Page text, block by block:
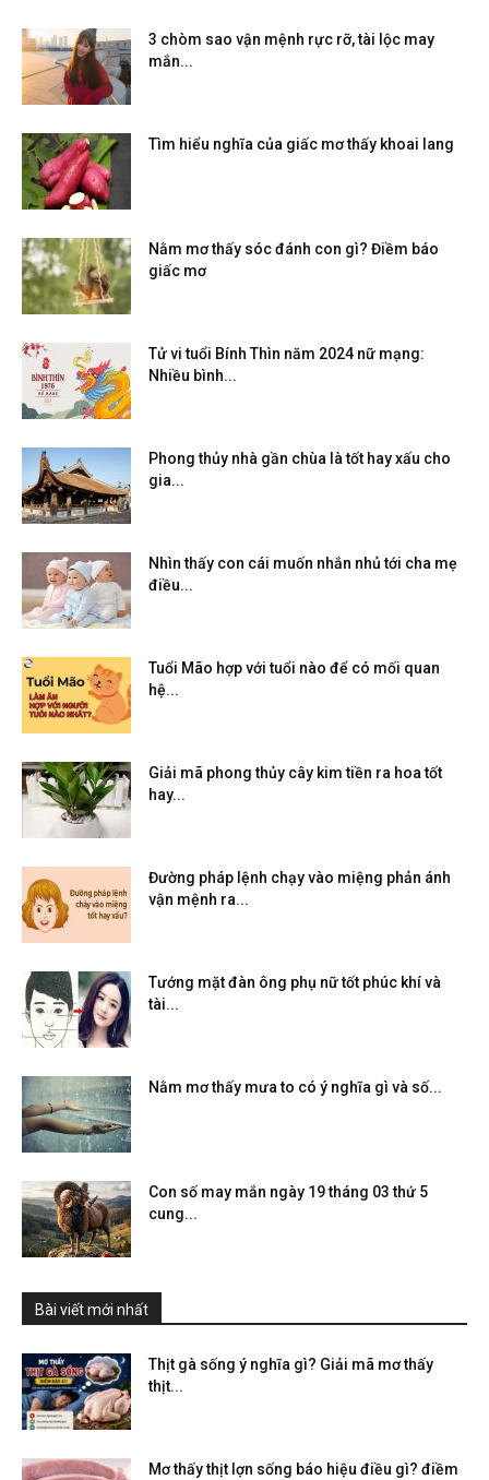
3 chòm sao vận mệnh rực rỡ, tài lộc may
mắn...
Tìm hiểu nghĩa của giấc mơ thấy khoai lang
Nằm mơ thấy sóc đánh con gì? Điềm báo
giấc mơ
Tử vi tuổi Bính Thìn năm 2024 nữ mạng:
Nhiều bình...
Phong thủy nhà gần chùa là tốt hay xấu cho
gia...
Nhìn thấy con cái muốn nhắn nhủ tới cha mẹ
điều...
Tuổi Mão hợp với tuổi nào để có mối quan
hệ...
Giải mã phong thủy cây kim tiền ra hoa tốt
hay...
Đường pháp lệnh chạy vào miệng phản ánh
vận mệnh ra...
Tướng mặt đàn ông phụ nữ tốt phúc khí và
tài...
Nằm mơ thấy mưa to có ý nghĩa gì và số...
Con số may mắn ngày 19 tháng 03 thứ 5
cung...
Bài viết mới nhất
Thịt gà sống ý nghĩa gì? Giải mã mơ thấy
thịt...
Mơ thấy thịt lợn sống báo hiệu điều gì? điềm